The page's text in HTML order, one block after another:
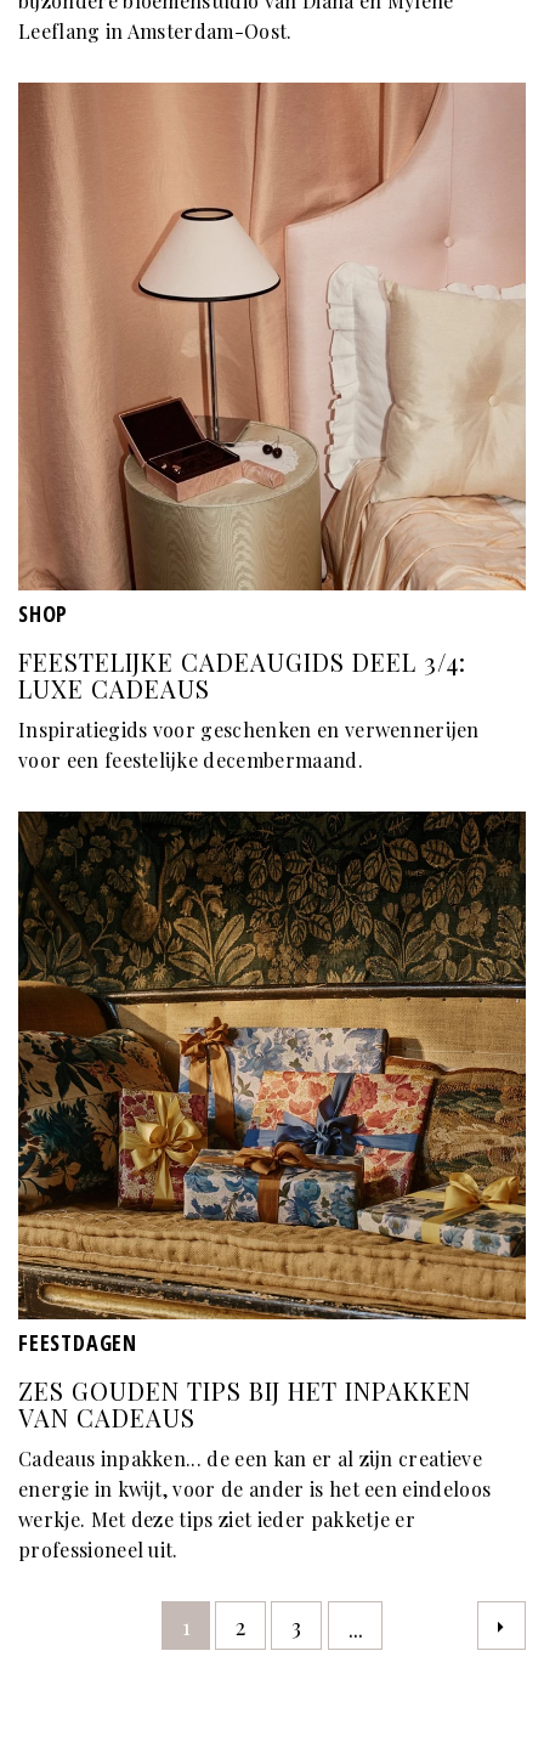
Leeflang in Amsterdam-Oost.
SHOP
FEESTELIJKE CADEAUGIDS DEEL 3/4:
LUXE CADEAUS
Inspiratiegids voor geschenken en verwennerijen
voor een feestelijke decembermaand.
FEESTDAGEN
ZES GOUDEN TIPS BIJ HET INPAKKEN
VAN CADEAUS
Cadeaus inpakken... de een kan er al zijn creatieve
energie in kwijt, voor de ander is het een eindeloos
werkje. Met deze tips ziet ieder pakketje er
professioneel uit.
1 2 3 ...